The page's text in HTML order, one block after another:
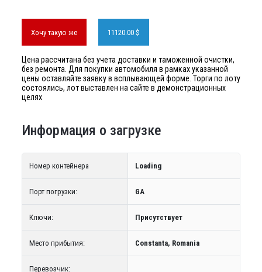
Хочу такую же 11120.00 $
Цена рассчитана без учета доставки и таможенной очистки,
без ремонта. Для покупки автомобиля в рамках указанной
цены оставляйте заявку в всплывающей форме. Торги по лоту
состоялись, лот выставлен на сайте в демонстрационных
целях
Информация о загрузке
Номер контейнера Loading
Порт погрузки: GA
Ключи: Присутствует
Место прибытия: Constanta, Romania
Перевозчик: